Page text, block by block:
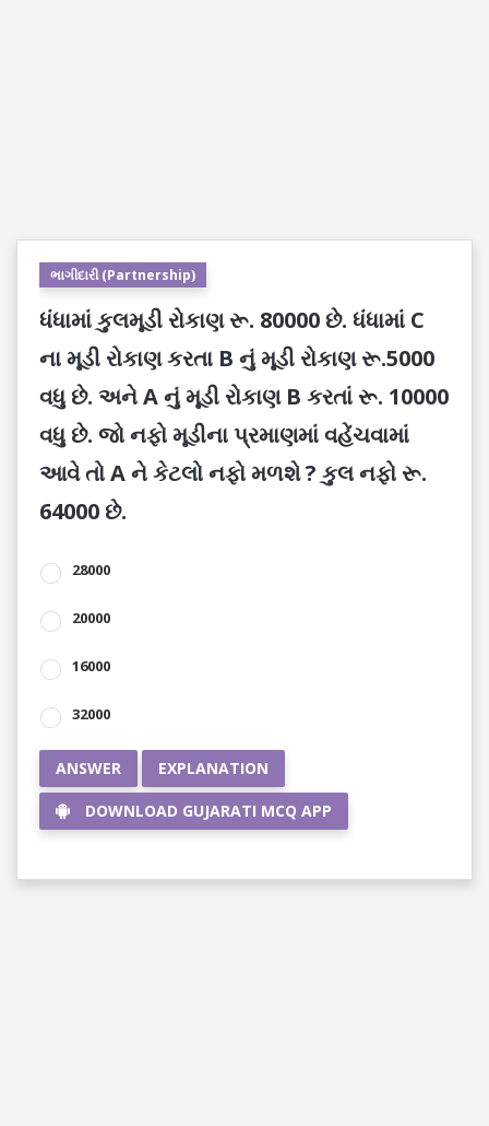
ભાગીદારી (Partnership)
ધંધામાં કુલમૂડી રોકાણ રૂ. 80000 છે. ધંધામાં C
ના મૂડી રોકાણ કરતા B નું મૂડી રોકાણ રૂ.5000
વધુ છે. અને A નું મૂડી રોકાણ B કરતાં રૂ. 10000
વધુ છે. જો નફો મૂડીના પ્રમાણમાં વહેંચવામાં
આવે તો A ને કેટલો નફો મળશે ? કુલ નફો રૂ.
64000 છે.
28000
20000
16000
32000
ANSWER EXPLANATION
DOWNLOAD GUJARATI MCQ APP